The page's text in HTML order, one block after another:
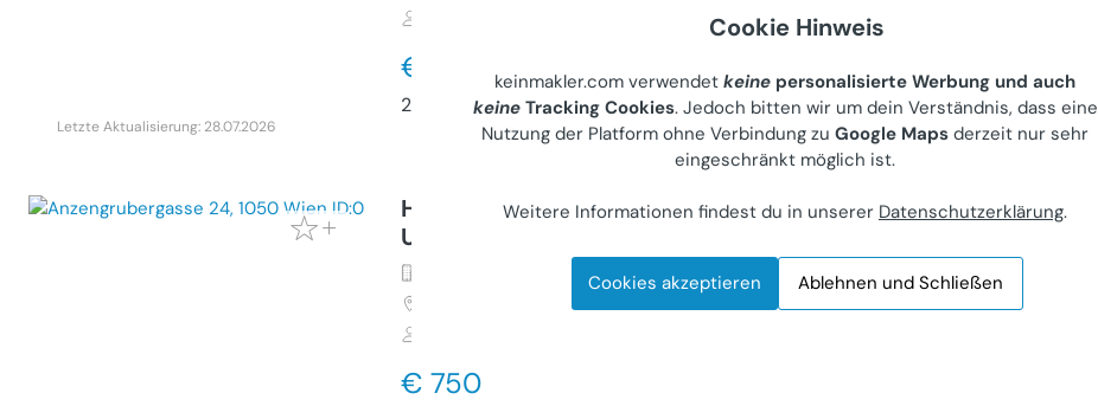
€ 3.457
264 m²
Letzte Aktualisierung: 28.07.2026 Letzte Aktualisierung: 18.07.2026
Helles Bürozimmer zur
Untermiete
Gewerbeimmobilie (Miete)
Wien, Anzengrubergasse 24
€ 750
Cookie Hinweis
keinmakler.com verwendet keine personalisierte Werbung und auch
keineTracking Cookies. Jedoch bitten wir um dein Verständnis, dass eine
Nutzung der Platform ohne Verbindung zu Google Maps derzeit nur sehr
eingeschränkt möglich ist.
Weitere Informationen findest du in unserer Datenschutzerklärung.
Cookies akzeptieren Ablehnen und Schließen